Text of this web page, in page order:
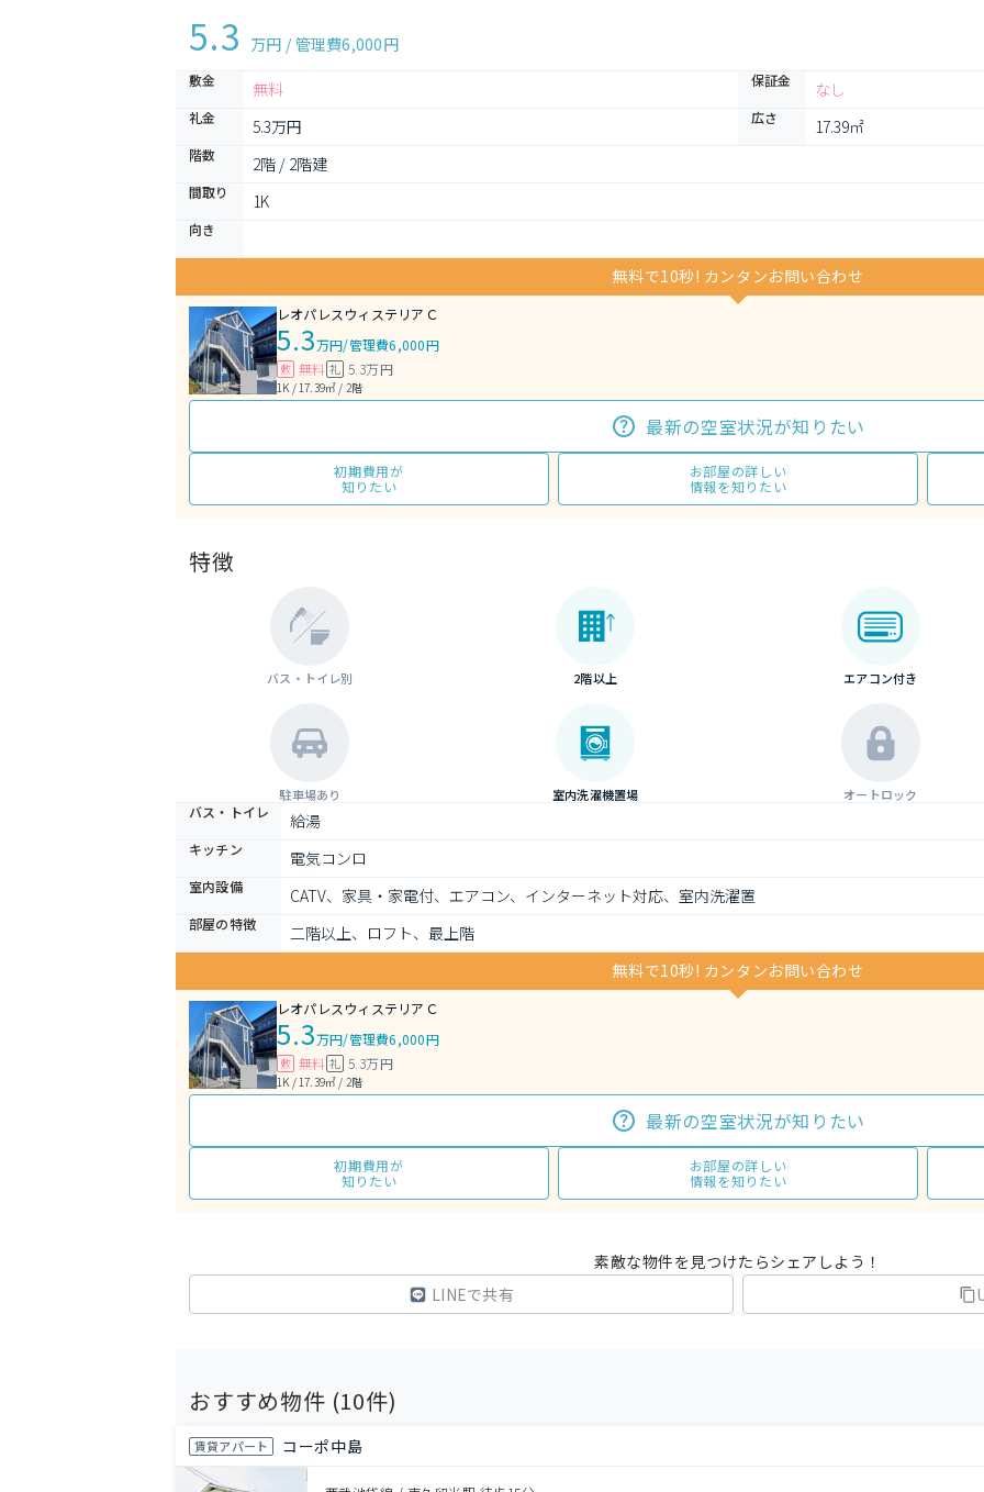
5.3 万円 / 管理費6,000円
敷金 無料 保証金 なし
礼金 5.3万円 広さ 17.39㎡
階数 2階 / 2階建
間取り 1K
向き
無料で10秒! カンタンお問い合わせ
レオパレスウィステリアＣ
5.3万円/管理費6,000円
敷 無料 礼 5.3万円
1K / 17.39㎡ / 2階
最新の空室状況が知りたい
初期費用が
知りたい
お部屋の詳しい
情報を知りたい
特徴
バス・トイレ別 2階以上 エアコン付き
駐車場あり 室内洗濯機置場 オートロック
バス・トイレ 給湯
キッチン 電気コンロ
室内設備 CATV、家具・家電付、エアコン、インターネット対応、室内洗濯置
部屋の特徴
二階以上、ロフト、最上階
無料で10秒! カンタンお問い合わせ
レオパレスウィステリアＣ
5.3万円/管理費6,000円
敷 無料 礼 5.3万円
1K / 17.39㎡ / 2階
最新の空室状況が知りたい
初期費用が
知りたい
お部屋の詳しい
情報を知りたい
素敵な物件を見つけたらシェアしよう！
LINEで共有
おすすめ物件 (10件)
賃貸アパート コーポ中島